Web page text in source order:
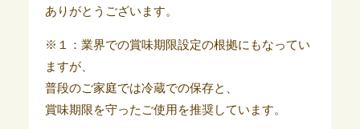
ありがとうございます。
※１：業界での賞味期限設定の根拠にもなってい
ますが、
普段のご家庭では冷蔵での保存と、
賞味期限を守ったご使用を推奨しています。